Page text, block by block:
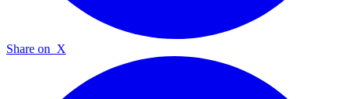
Share on X